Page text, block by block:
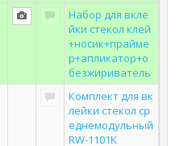
Набор для вкле
йки стекол клей
+носик+прайме
р+апликатор+о
безжириватель
Комплект для вк
лейки стекол ср
еднемодульный
RW-1101K